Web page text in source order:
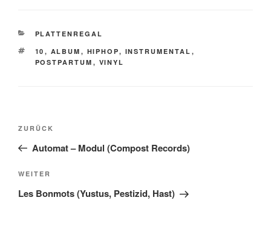
KATEGORIEN
PLATTENREGAL
SCHLAGWÖRTER
10 , ALBUM , HIPHOP, INSTRUMENTAL ,
POSTPARTUM , VINYL
Beitragsnavigation
Vorheriger
Beitrag
ZURÜCK
Automat – Modul (Compost Records)
Nächster
Beitrag
WEITER
Les Bonmots (Yustus, Pestizid, Hast)